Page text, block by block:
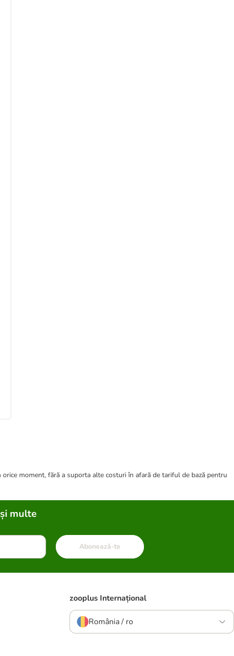
moment, fără a suporta alte costuri în afară de tariful de bază pentru
multe
Abonează-te
zooplus Internațional
România / ro